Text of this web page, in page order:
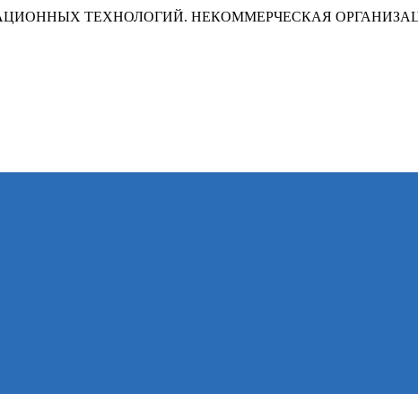
ТЕХНОЛОГИЙ. НЕКОММЕРЧЕСКАЯ